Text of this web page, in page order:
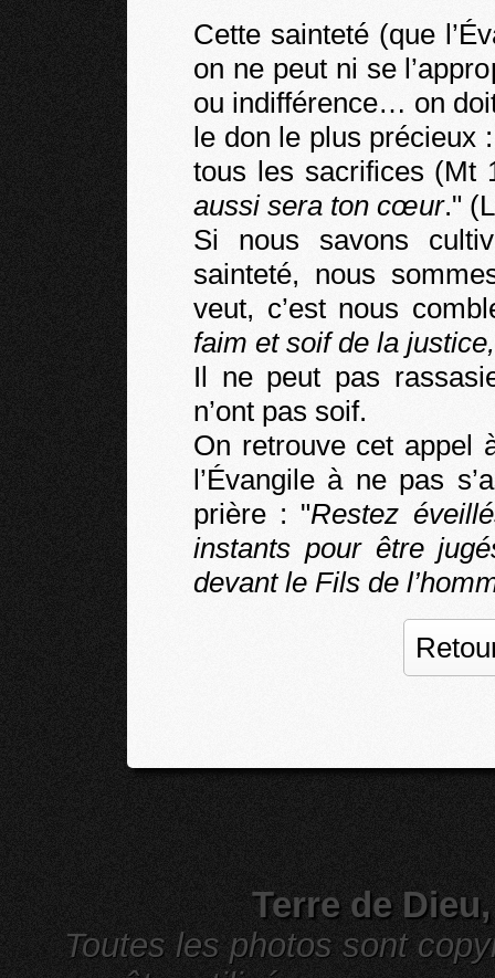
Cette sainteté (que
on ne peut ni se
ou indifférence… on
le don le plus précieux
tous les sacrifices (Mt
aussi sera ton cœur."
Si nous savons
sainteté, nous
veut, c’est nous
faim et soif de la
Il ne peut pas
n’ont pas soif.
On retrouve cet appel
l’Évangile à ne pas
prière : "Restez
instants pour être
devant le Fils de
Terre de
Toutes les photos sont